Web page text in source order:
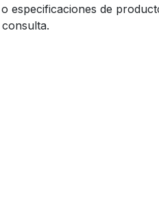
especificaciones de